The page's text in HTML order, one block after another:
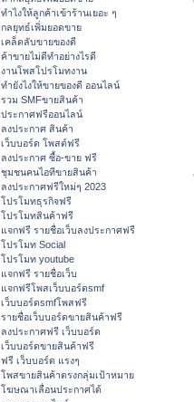
ทําไงให้ลูกค้าเข้าร้านเยอะ ๆ
กลยุทธ์เพิ่มยอดขาย
เคล็ดลับขายของดี
ค้าขายไม่ดีทำอย่างไรดี
งานโพสโปรโมทงาน
ทํายังไงให้ขายของดี ออนไลน์
รวม SMFขายสินค้า
ประกาศฟรีออนไลน์
ลงประกาศ สินค้า
เว็บบอร์ด โพสต์ฟรี
ลงประกาศ ซื้อ-ขาย ฟรี
ชุมชนคนไอทีขายสินค้า
ลงประกาศฟรีใหม่ๆ 2023
โปรโมทธุรกิจฟรี
โปรโมทสินค้าฟรี
แจกฟรี รายชื่อเว็บลงประกาศฟรี
โปรโมท Social
โปรโมท youtube
แจกฟรี รายชื่อเว็บ
แจกฟรีโพสเว็บบอร์ดsmf
เว็บบอร์ดsmfโพสฟรี
รายชื่อเว็บบอร์ดขายสินค้าฟรี
ลงประกาศฟรี เว็บบอร์ด
เว็บบอร์ดขายสินค้าฟรี
ฟรี เว็บบอร์ด แรงๆ
โพสขายสินค้าตรงกลุ่มเป้าหมาย
โฆษณาเลื่อนประกาศได้